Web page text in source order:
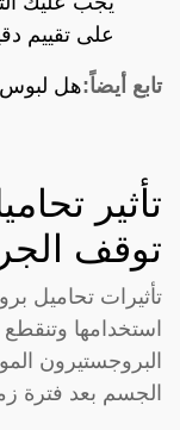
على تقييم
تابع أيضاً:هل
تأثير
توقف
تأثيرات تحاميل
استخدامها
البروجستيرون
الجسم بعد فترة